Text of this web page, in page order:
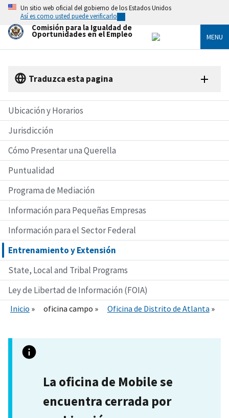
Skip
main
content
Un sitio web oficial del gobierno de los Estados Unidos
Así es como usted puede verificarlo
Comisión para la Igualdad de
Oportunidades en el Empleo MENU
Traduzca esta pagina
Ubicación y Horarios
Jurisdicción
Cómo Presentar una Querella
Puntualidad
Programa de Mediación
Información para Pequeñas Empresas
Información para el Sector Federal
Entrenamiento y Extensión
State, Local and Tribal Programs
Ley de Libertad de Información (FOIA)
Inicio oficina campo Oficina de Distrito de Atlanta
La oficina de Mobile se
encuentra cerrada por